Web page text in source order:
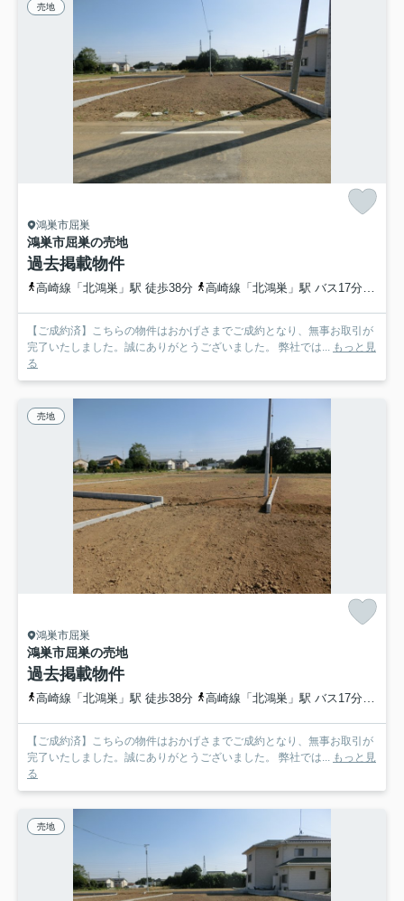
売地
鴻巣市屈巣
鴻巣市屈巣の売地
過去掲載物件
高崎線「北鴻巣」駅 徒歩38分 高崎線「北鴻巣」駅 バス17分 埼玉県鴻巣市「上谷田南」 停歩6分
【ご成約済】こちらの物件はおかげさまでご成約となり、無事お取引が
完了いたしました。誠にありがとうございました。 弊社では... もっと見
る
売地
鴻巣市屈巣
鴻巣市屈巣の売地
過去掲載物件
高崎線「北鴻巣」駅 徒歩38分 高崎線「北鴻巣」駅 バス17分 埼玉県鴻巣市「上谷田南」 停歩6分
【ご成約済】こちらの物件はおかげさまでご成約となり、無事お取引が
完了いたしました。誠にありがとうございました。 弊社では...
もっと見
る
売地